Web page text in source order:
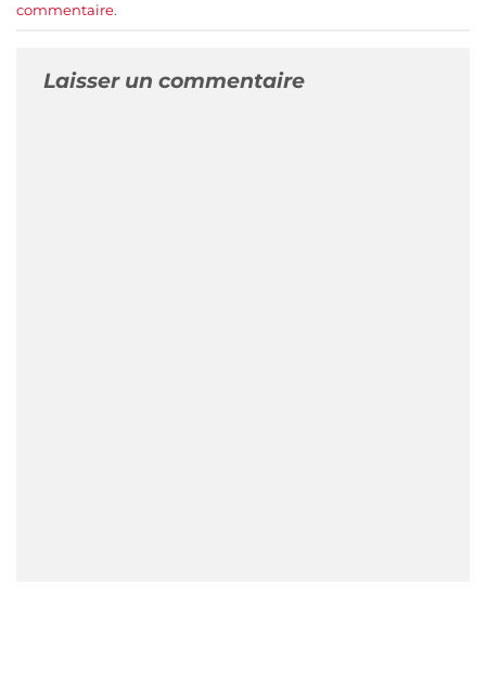
commentaire.
Laisser un commentaire